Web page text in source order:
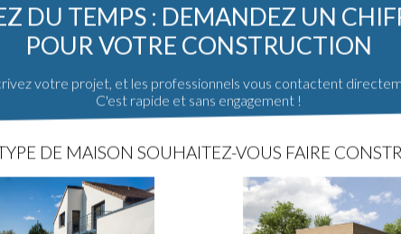
à l'eau potable et au TAE
du règlement).
à l'électricité
DU TEMPS : DEMANDEZ UN
POUR VOTRE CONSTRUCTION
votre projet, et les professionnels vous contactent
C'est rapide et sans engagement !
DE MAISON SOUHAITEZ-VOUS FAIRE